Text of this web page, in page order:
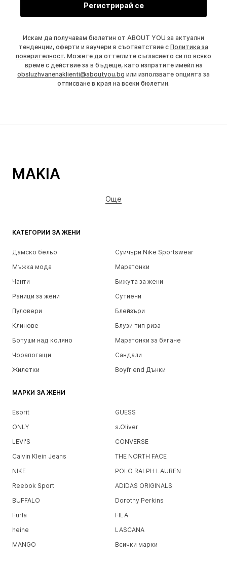
Регистрирай се
Искам да получавам бюлетин от ABOUT YOU за актуални
тенденции, оферти и ваучери в съответствие с Политика за
поверителност. Можете да оттеглите съгласието си по всяко
време с действие за в бъдеще, като изпратите имейл на
obsluzhvanenaklienti@aboutyou.bg или използвате опцията за
отписване в края на всеки бюлетин.
КАТЕГОРИИ ЗА ЖЕНИ
Дамско бельо
Суичъри Nike Sportswear
Мъжка мода
Маратонки
Чанти
Бижута за жени
Раници за жени
Сутиени
Пуловери
Блейзъри
Клинове
Блузи тип риза
Ботуши над коляно
Маратонки за бягане
Чорапогащи
Сандали
Жилетки
Boyfriend Дънки
МАРКИ ЗА ЖЕНИ
Esprit
GUESS
ONLY
s.Oliver
LEVI'S
CONVERSE
Calvin Klein Jeans
THE NORTH FACE
NIKE
POLO RALPH LAUREN
Reebok Sport
ADIDAS ORIGINALS
BUFFALO
Dorothy Perkins
Furla
FILA
heine
LASCANA
MANGO
Всички марки
MAKIA
Още